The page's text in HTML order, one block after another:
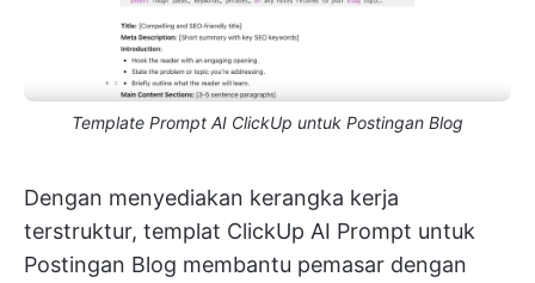
Template Prompt AI ClickUp untuk Postingan Blog
Dengan menyediakan kerangka kerja
terstruktur, templat ClickUp AI Prompt untuk
Postingan Blog membantu pemasar dengan